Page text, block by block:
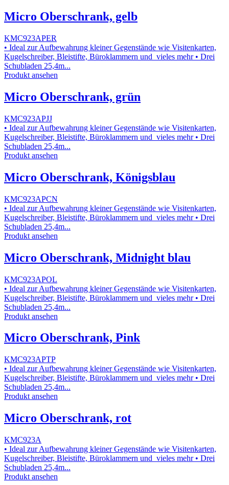
Micro Oberschrank, gelb
KMC923APER
• Ideal zur Aufbewahrung kleiner Gegenstände wie Visitenkarten,
Kugelschreiber, Bleistifte, Büroklammern und vieles mehr • Drei
Schubladen 25,4m...
Produkt ansehen
Micro Oberschrank, grün
KMC923APJJ
• Ideal zur Aufbewahrung kleiner Gegenstände wie Visitenkarten,
Kugelschreiber, Bleistifte, Büroklammern und vieles mehr • Drei
Schubladen 25,4m...
Produkt ansehen
Micro Oberschrank, Königsblau
KMC923APCN
• Ideal zur Aufbewahrung kleiner Gegenstände wie Visitenkarten,
Kugelschreiber, Bleistifte, Büroklammern und vieles mehr • Drei
Schubladen 25,4m...
Produkt ansehen
Micro Oberschrank, Midnight blau
KMC923APOL
• Ideal zur Aufbewahrung kleiner Gegenstände wie Visitenkarten,
Kugelschreiber, Bleistifte, Büroklammern und vieles mehr • Drei
Schubladen 25,4m...
Produkt ansehen
Micro Oberschrank, Pink
KMC923APTP
• Ideal zur Aufbewahrung kleiner Gegenstände wie Visitenkarten,
Kugelschreiber, Bleistifte, Büroklammern und vieles mehr • Drei
Schubladen 25,4m...
Produkt ansehen
Micro Oberschrank, rot
KMC923A
• Ideal zur Aufbewahrung kleiner Gegenstände wie Visitenkarten,
Kugelschreiber, Bleistifte, Büroklammern und vieles mehr • Drei
Schubladen 25,4m...
Produkt ansehen